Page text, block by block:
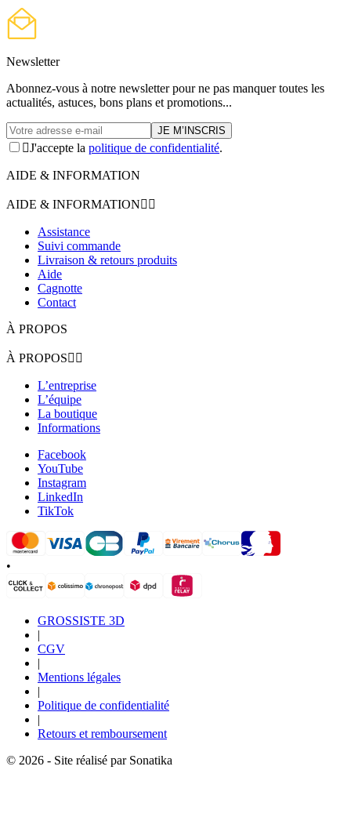
Newsletter
Abonnez-vous à notre newsletter pour ne pas manquer toutes les
actualités, astuces, bons plans et promotions...
J'accepte la politique de confidentialité.
AIDE & INFORMATION
AIDE & INFORMATION 
Assistance
Suivi commande
Livraison & retours produits
Aide
Cagnotte
Contact
À PROPOS
À PROPOS 
L’entreprise
L’équipe
La boutique
Informations
Facebook
YouTube
Instagram
LinkedIn
TikTok
•
GROSSISTE 3D
|
CGV
|
Mentions légales
|
Politique de confidentialité
|
Retours et remboursement
© 2026 - Site réalisé par Sonatika